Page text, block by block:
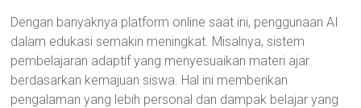
Dengan banyaknya platform online saat ini, penggunaan AI
dalam edukasi semakin meningkat. Misalnya, sistem
pembelajaran adaptif yang menyesuaikan materi ajar
berdasarkan kemajuan siswa. Hal ini memberikan
pengalaman yang lebih personal dan dampak belajar yang